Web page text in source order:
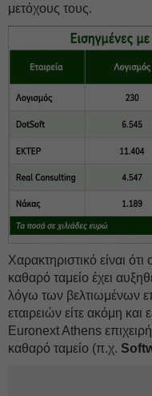
μετόχους τους.
Χαρακτηριστικό είναι
καθαρό ταμείο έχει
λόγω των βελτιωμένων
εταιρειών είτε ακόμη και
Euronext Athens
καθαρό ταμείο (π.χ.